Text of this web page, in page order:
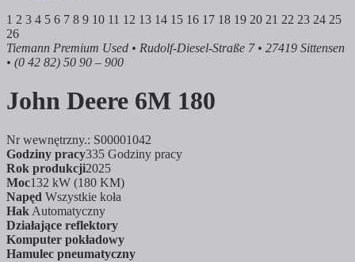
1 2 3 4 5 6 7 8 9 10 11 12 13 14 15 16 17 18 19 20 21 22 23 24 25
26
Tiemann Premium Used • Rudolf-Diesel-Straße 7 • 27419 Sittensen
• (0 42 82) 50 90 – 900
John Deere 6M 180
Nr wewnętrzny.: S00001042
Godziny pracy335 Godziny pracy
Rok produkcji2025
Moc132 kW (180 KM)
Napęd Wszystkie koła
Hak Automatyczny
Działające reflektory
Komputer pokładowy
Hamulec pneumatyczny